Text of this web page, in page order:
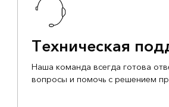
Техническая
Наша команда всегда готова
вопросы и помочь с решением